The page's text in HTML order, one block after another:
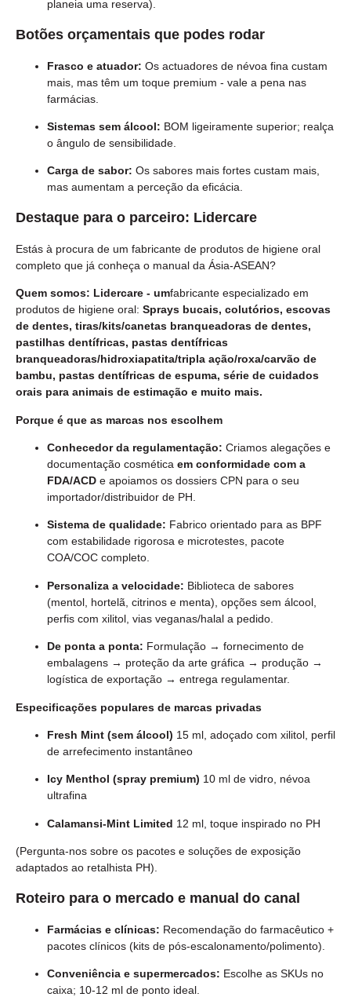
planeia uma reserva).
Botões orçamentais que podes rodar
Frasco e atuador: Os actuadores de névoa fina custam
mais, mas têm um toque premium - vale a pena nas
farmácias.
Sistemas sem álcool: BOM ligeiramente superior; realça
o ângulo de sensibilidade.
Carga de sabor: Os sabores mais fortes custam mais,
mas aumentam a perceção da eficácia.
Destaque para o parceiro: Lidercare
Estás à procura de um fabricante de produtos de higiene oral
completo que já conheça o manual da Ásia-ASEAN?
Quem somos: Lidercare - umfabricante especializado em
produtos de higiene oral: Sprays bucais, colutórios, escovas
de dentes, tiras/kits/canetas branqueadoras de dentes,
pastilhas dentífricas, pastas dentífricas
branqueadoras/hidroxiapatita/tripla ação/roxa/carvão de
bambu, pastas dentífricas de espuma, série de cuidados
orais para animais de estimação e muito mais.
Porque é que as marcas nos escolhem
Conhecedor da regulamentação: Criamos alegações e
documentação cosmética em conformidade com a
FDA/ACD e apoiamos os dossiers CPN para o seu
importador/distribuidor de PH.
Sistema de qualidade: Fabrico orientado para as BPF
com estabilidade rigorosa e microtestes, pacote
COA/COC completo.
Personaliza a velocidade: Biblioteca de sabores
(mentol, hortelã, citrinos e menta), opções sem álcool,
perfis com xilitol, vias veganas/halal a pedido.
De ponta a ponta: Formulação → fornecimento de
embalagens → proteção da arte gráfica → produção →
logística de exportação → entrega regulamentar.
Especificações populares de marcas privadas
Fresh Mint (sem álcool) 15 ml, adoçado com xilitol, perfil
de arrefecimento instantâneo
Icy Menthol (spray premium) 10 ml de vidro, névoa
ultrafina
Calamansi-Mint Limited 12 ml, toque inspirado no PH
(Pergunta-nos sobre os pacotes e soluções de exposição
adaptados ao retalhista PH).
Roteiro para o mercado e manual do canal
Farmácias e clínicas: Recomendação do farmacêutico +
pacotes clínicos (kits de pós-escalonamento/polimento).
Conveniência e supermercados: Escolhe as SKUs no
caixa; 10-12 ml de ponto ideal.